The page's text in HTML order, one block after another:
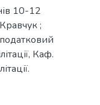
10-12
;
Каф.